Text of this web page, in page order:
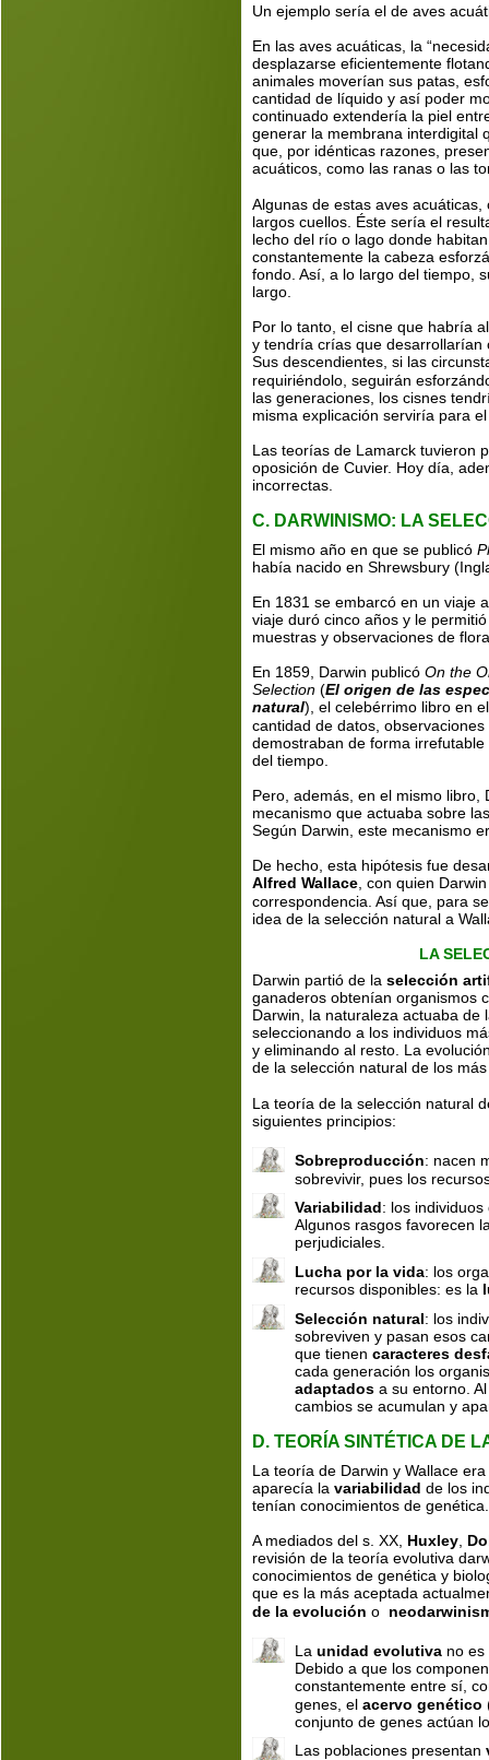
Un ejemplo sería el de aves
En las aves acuáticas, la
desplazarse eficientemente
animales moverían sus patas,
cantidad de líquido y así poder
continuado extendería la piel
generar la membrana interdigital
que, por idénticas razones,
acuáticos, como las ranas o las
Algunas de estas aves
largos cuellos. Éste sería el
lecho del río o lago donde
constantemente la cabeza
fondo. Así, a lo largo del tiempo,
largo.
Por lo tanto, el cisne que habría
y tendría crías que
Sus descendientes, si las
requiriéndolo, seguirán
las generaciones, los cisnes
misma explicación serviría para
Las teorías de Lamarck tuvieron
oposición de Cuvier. Hoy día,
incorrectas.
C. DARWINISMO: LA
El mismo año en que se publicó
había nacido en Shrewsbury
En 1831 se embarcó en un viaje
viaje duró cinco años y le
muestras y observaciones de
En 1859, Darwin publicó On the
Selection (El origen de las
natural), el celebérrimo libro en
cantidad de datos,
demostraban de forma
del tiempo.
Pero, además, en el mismo
mecanismo que actuaba sobre
Según Darwin, este mecanismo
De hecho, esta hipótesis fue
Alfred Wallace, con quien
correspondencia. Así que, para
idea de la selección natural a
LA
Darwin partió de la selección
ganaderos obtenían organismos
Darwin, la naturaleza actuaba
seleccionando a los individuos
y eliminando al resto. La
de la selección natural de los
La teoría de la selección natural
siguientes principios:
Sobreproducción: nacen
sobrevivir, pues los
Variabilidad: los
Algunos rasgos favorecen
perjudiciales.
Lucha por la vida: los
recursos disponibles: es la
Selección natural: los
sobreviven y pasan esos
que tienen caracteres
cada generación los
adaptados a su entorno.
cambios se acumulan y
D. TEORÍA SINTÉTICA DE
La teoría de Darwin y Wallace
aparecía la variabilidad de los
tenían conocimientos de genética.
A mediados del s. XX, Huxley
revisión de la teoría evolutiva
conocimientos de genética y
que es la más aceptada
de la evolución o
La unidad evolutiva no
Debido a que los
constantemente entre sí,
genes, el acervo genético
conjunto de genes actúan
Las poblaciones presentan